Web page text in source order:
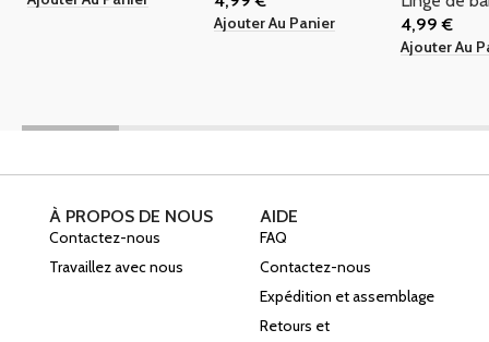
Ajouter Au Panier
4,99€
Ajouter Au
À PROPOS DE NOUS
Contactez-nous
Travaillez avec nous
AIDE
FAQ
Contactez-nous
Expédition et assemblage
Retours et